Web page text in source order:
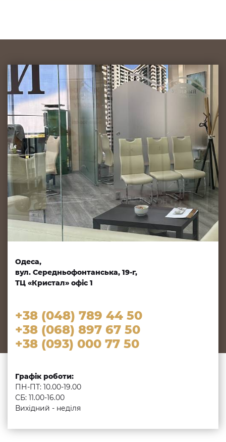
Одеса,
вул. Середньофонтанська, 19-г,
ТЦ «Кристал» офіс 1
+38 (048) 789 44 50
+38 (068) 897 67 50
+38 (093) 000 77 50
Графік роботи:
ПН-ПТ: 10.00-19.00
СБ: 11.00-16.00
Вихідний - неділя